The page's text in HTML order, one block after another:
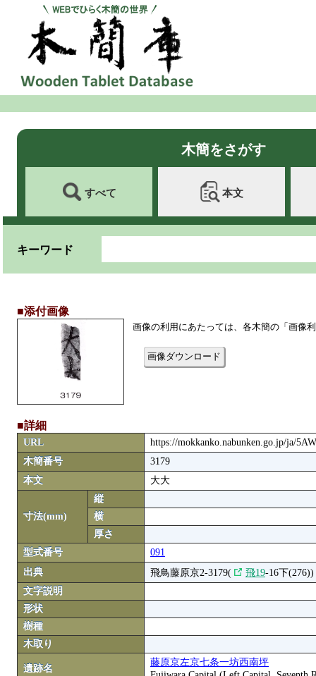
木簡をさがす
すべて 本文
キーワード
■添付画像
画像の利用にあたっては、各木簡の「画像
画像ダウンロード
■詳細
URL
https://mokkanko.nabunken.go.jp/ja/
木簡番号
3179
本文
大大
寸法(mm)
縦
横
厚さ
型式番号
091
出典
飛鳥藤原京2-3179( 飛19-16下(276))
文字説明
形状
樹種
木取り
遺跡名
藤原京左京七条一坊西南坪